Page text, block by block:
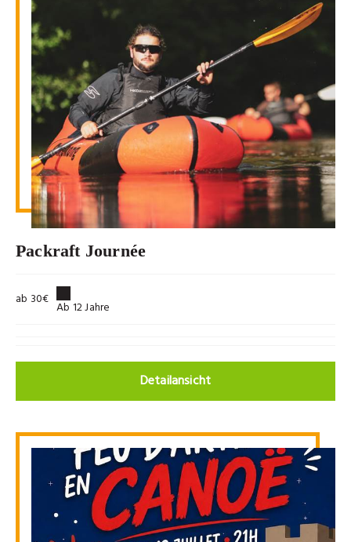
Packraft Journée
ab 30€ Ab 12 Jahre
Detailansicht